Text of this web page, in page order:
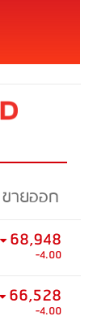
ขายออก
68,948
-4.00
66,528
-4.00